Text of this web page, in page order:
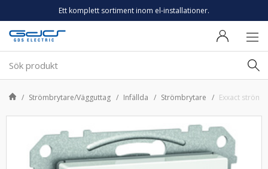
Ett komplett sortiment inom el-installationer.
Strömbrytare/Vägguttag Infällda Strömbrytare Exxact